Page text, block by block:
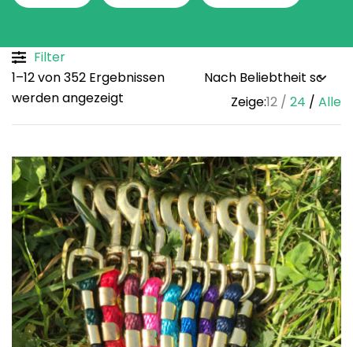
Filter
1–12 von 352 Ergebnissen
werden angezeigt
Zeige:12 24 Alle